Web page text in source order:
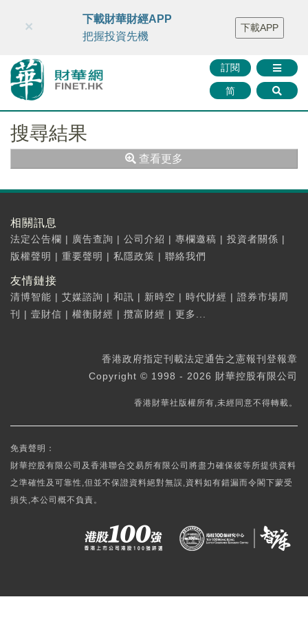
財華智庫網 FINTV FINMETA 財華證券 媒體矩陣
智庫沙龍
聯絡我們
訂閱
简
×
下載財華財經APP
把握投資先機
下載APP
搜尋結果
查看更多
相關訊息
法定公告欄 | 廣告查詢 | 公司介紹 | 專欄邀稿 | 投資者關係 |
版權聲明 | 重要聲明 | 私隱政策 | 聯絡我們
友情鏈接
清博智能 | 艾媒諮詢 | 和訊 | 新時空 | 時代財經 | 證券市場周
刊
| 壹財信 | 權衡財經 | 攬富財經 | 更多...
香港政府指定刊載法定通告之憲報刊登報章
Copyright © 1998 - 2026 財華控股有限公司
香港財華社版權所有,未經同意不得轉載。
免責聲明：
財華控股有限公司及香港聯合交易所有限公司將盡力確保彼等所提供資料
之準確性及可靠性,但並不保證資料絕對無誤,資料如有錯漏而令閣下蒙受
損失,本公司概不負責。